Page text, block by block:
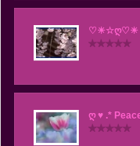
♡☀☆ღ♡☀
ღ ♥ .*